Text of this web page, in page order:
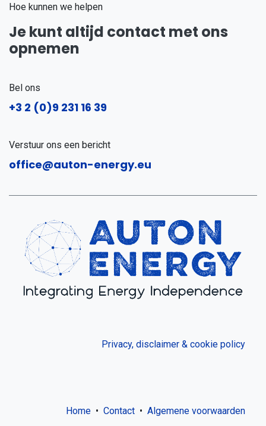
Hoe kunnen we helpen
Je kunt altijd contact met ons
opnemen
Bel ons
+3 2 (0)9 231 16 39
Verstuur ons een bericht
office@auton-energy.eu
Privacy, disclaimer & cookie policy
Home • Contact • Algemene voorwaarden